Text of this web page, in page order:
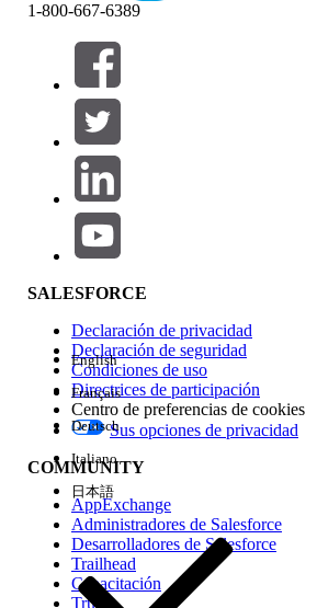
Filtros (0)
SELECCIONAR FILTROS
Área de productos
Repercusión de función
Edición
Experiencia
1-800-667-6389
SALESFORCE
Declaración de privacidad
Declaración de seguridad
Condiciones de uso
Directrices de participación
Centro de preferencias de cookies
Sus opciones de privacidad
COMMUNITY
AppExchange
Administradores de Salesforce
Desarrolladores de Salesforce
Trailhead
Capacitación
Trust
English
Français
Deutsch
Italiano
日本語